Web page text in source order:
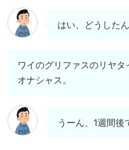
はい、どうした
ワイのグリファスのリヤタ
オナシャス。
うーん、1週間後